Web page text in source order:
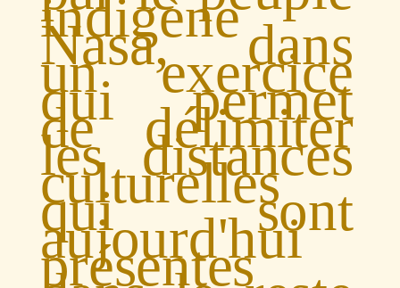
indigène
Nasa, dans
un exercice
qui permet
de délimiter
les distances
culturelles
qui sont
aujourd'hui
présentes